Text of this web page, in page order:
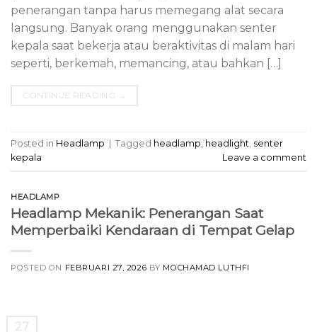
penerangan tanpa harus memegang alat secara
langsung. Banyak orang menggunakan senter
kepala saat bekerja atau beraktivitas di malam hari
seperti, berkemah, memancing, atau bahkan […]
Posted in Headlamp Tagged headlamp, headlight, senter
kepala
Leave a comment
HEADLAMP
Headlamp Mekanik: Penerangan Saat
Memperbaiki Kendaraan di Tempat Gelap
POSTED ON FEBRUARI 27, 2026 BY MOCHAMAD LUTHFI